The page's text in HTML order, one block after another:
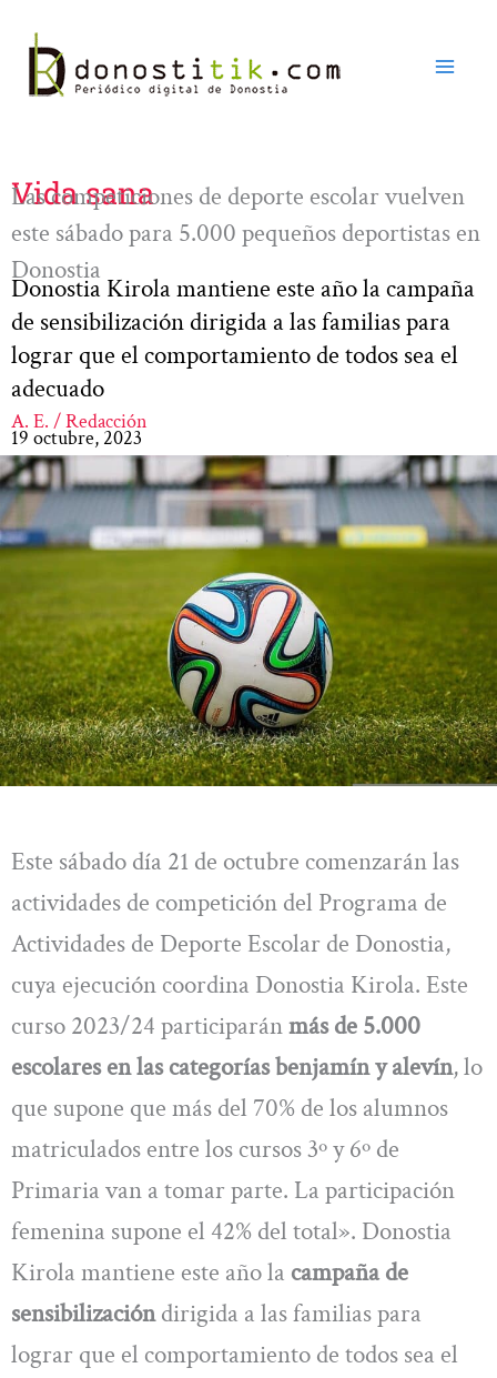
contenido
Vida sana
Las competiciones de deporte escolar vuelven
este sábado para 5.000 pequeños deportistas en
Donostia
Donostia Kirola mantiene este año la campaña
de sensibilización dirigida a las familias para
lograr que el comportamiento de todos sea el
adecuado
A. E. / Redacción
19 octubre, 2023
Este sábado día 21 de octubre comenzarán las
actividades de competición del Programa de
Actividades de Deporte Escolar de Donostia,
cuya ejecución coordina Donostia Kirola. Este
curso 2023/24 participaránmás de 5.000
escolares en las categorías benjamín y alevín, lo
que supone que más del 70% de los alumnos
matriculados entre los cursos 3º y 6º de
Primaria van a tomar parte. La participación
femenina supone el 42% del total». Donostia
Kirola mantiene este año la campaña de
sensibilizacióndirigida a las familias para
lograr que el comportamiento de todos sea el